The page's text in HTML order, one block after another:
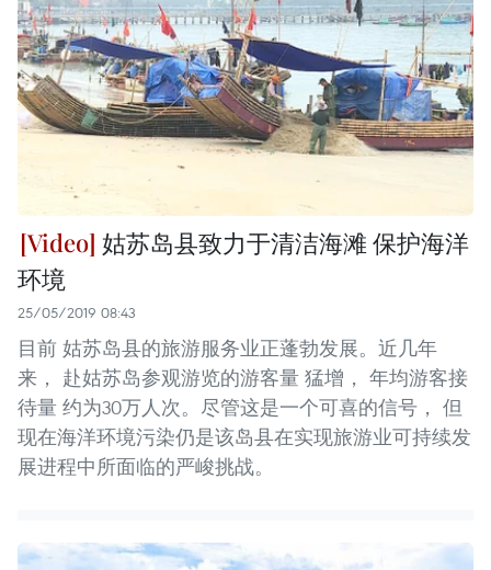
姑苏岛县致力于清洁海滩 保护海洋
环境
25/05/2019 08:43
目前 姑苏岛县的旅游服务业正蓬勃发展。近几年
来， 赴姑苏岛参观游览的游客量 猛增， 年均游客接
待量 约为30万人次。尽管这是一个可喜的信号， 但
现在海洋环境污染仍是该岛县在实现旅游业可持续发
展进程中所面临的严峻挑战。